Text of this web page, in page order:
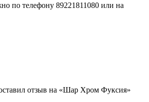
по телефону 89221811080 или на
отзыв на «Шар Хром Фуксия»